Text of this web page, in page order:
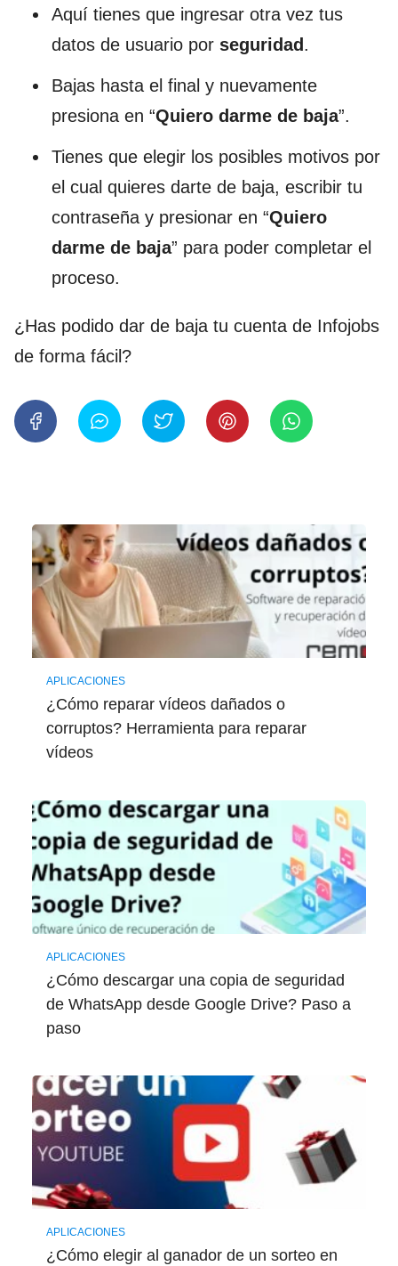
Aquí tienes que ingresar otra vez tus
datos de usuario por seguridad .
Bajas hasta el final y nuevamente
presiona en “Quiero darme de baja”.
Tienes que elegir los posibles motivos por
el cual quieres darte de baja, escribir tu
contraseña y presionar en “Quiero
darme de baja” para poder completar el
proceso.
¿Has podido dar de baja tu cuenta de Infojobs
de forma fácil?
APLICACIONES
¿Cómo reparar vídeos dañados o
corruptos? Herramienta para reparar
vídeos
APLICACIONES
¿Cómo descargar una copia de seguridad
de WhatsApp desde Google Drive? Paso a
paso
APLICACIONES
¿Cómo elegir al ganador de un sorteo en